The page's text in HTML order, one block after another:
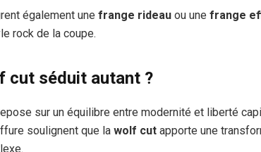
également unefrange rideau ou unefrange
rock de la coupe.
cut séduit autant ?
sur un équilibre entre modernité et liberté
soulignent que lawolf cut apporte une